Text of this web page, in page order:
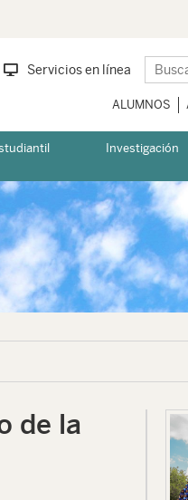
Servicios en línea
ALUMNOS
Investigación
de la